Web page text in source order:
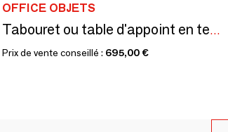
OFFICE OBJETS
Tabouret ou table d'appoint en teck massif asiatique
Prix de vente conseillé : 695,00 €